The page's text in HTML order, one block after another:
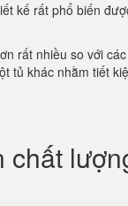
kế rất phổ biến
rất nhiều so với
tủ khác nhằm tiết
chất